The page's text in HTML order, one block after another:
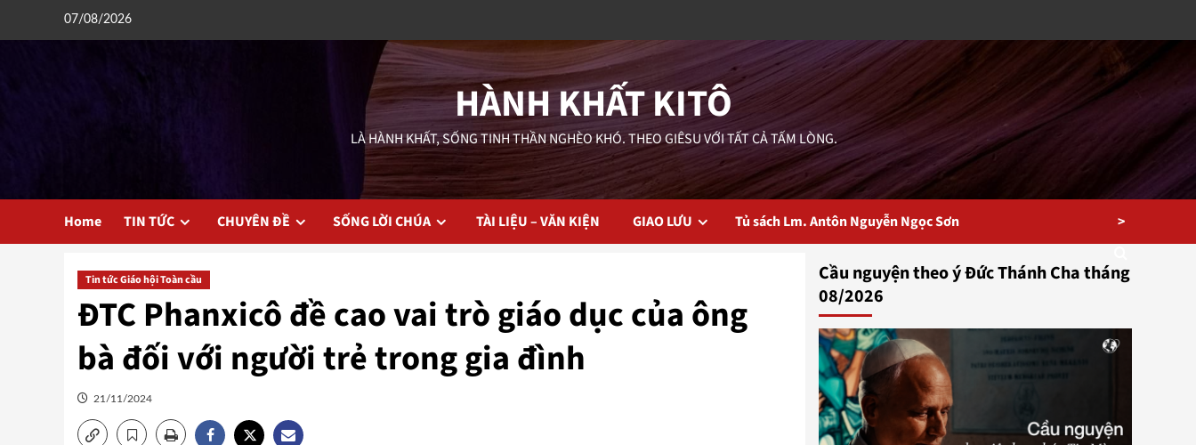
07/08/2026
HÀNH KHẤT KITÔ
LÀ HÀNH KHẤT, SỐNG TINH THẦN NGHÈO KHÓ. THEO GIÊSU VỚI TẤT CẢ TẤM LÒNG.
Home TIN TỨC CHUYÊN ĐỀ SỐNG LỜI CHÚA TÀI LIỆU – VĂN KIỆN GIAO LƯU Tủ sách Lm. Antôn Nguyễn Ngọc Sơn >
Tin tức Giáo hội Toàn cầu
ĐTC Phanxicô đề cao vai trò giáo dục của ông
bà đối với người trẻ trong gia đình
21/11/2024
Cầu nguyện theo ý Đức Thánh Cha tháng
08/2026